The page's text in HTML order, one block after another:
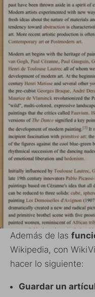
Además de las
Wikipedia, con
hacer lo siguiente:
Guardar un